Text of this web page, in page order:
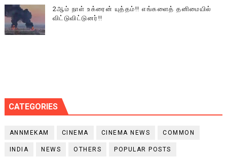
2ஆம் நாள் உக்ரைன் யுத்தம்!! எங்களைத் தனிமையில்
விட்டுவிட்டுனர்!!
CATEGORIES
ANNMEKAM CINEMA CINEMA NEWS COMMON
INDIA NEWS OTHERS POPULAR POSTS